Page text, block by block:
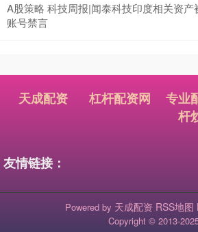
A股策略 科技周报|闻泰科技印度相关资
账号禁言
天成配资 杠杆配资网
专业
杆
友情链接：
Powered by 天成配资 RSS地图
Copyright © 2013-